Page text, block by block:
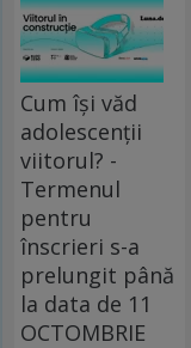
Cum își văd
adolescenții
viitorul? -
Termenul
pentru
înscrieri s-a
prelungit până
la data de 11
OCTOMBRIE